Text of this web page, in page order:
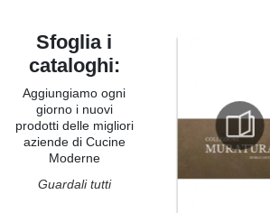
Sfoglia i
cataloghi:
Aggiungiamo ogni
giorno i nuovi
prodotti delle migliori
aziende di Cucine
Moderne
Guardali tutti